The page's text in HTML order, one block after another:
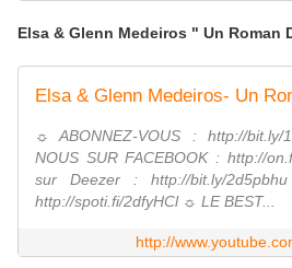
Elsa & Glenn Medeiros " Un Roman
☼ ABONNEZ-VOUS : http://
NOUS SUR FACEBOOK : http://
sur Deezer : http://bit.ly/
http://spoti.fi/2dfyHCl ☼ LE BEST...
http://